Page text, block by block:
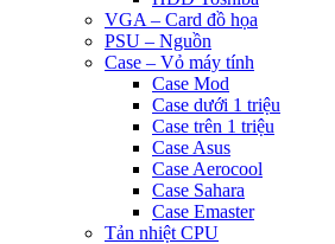
VGA – Card đồ họa
PSU – Nguồn
Case – Vỏ máy tính
Case Mod
Case dưới 1 triệu
Case trên 1 triệu
Case Asus
Case Aerocool
Case Sahara
Case Emaster
Tản nhiệt CPU